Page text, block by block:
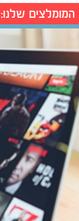
המומלצים שלנו: